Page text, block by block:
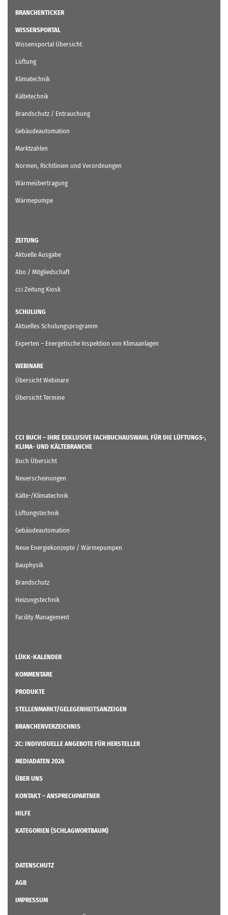
BRANCHENTICKER
WISSENSPORTAL
Wissensportal Übersicht
Lüftung
Klimatechnik
Kältetechnik
Brandschutz / Entrauchung
Gebäudeautomation
Marktzahlen
Normen, Richtlinien und Verordnungen
Wärmeübertragung
Wärmepumpe
ZEITUNG
Aktuelle Ausgabe
Abo / Mitgliedschaft
cci Zeitung Kiosk
SCHULUNG
Aktuelles Schulungsprogramm
Experten – Energetische Inspektion von Klimaanlagen
WEBINARE
Übersicht Webinare
Übersicht Termine
CCI BUCH – IHRE EXKLUSIVE FACHBUCHAUSWAHL FÜR DIE LÜFTUNGS-,
KLIMA- UND KÄLTEBRANCHE
Buch Übersicht
Neuerscheinungen
Kälte-/Klimatechnik
Lüftungstechnik
Gebäudeautomation
Neue Energiekonzepte / Wärmepumpen
Bauphysik
Brandschutz
Heizungstechnik
Facility Management
LÜKK-KALENDER
KOMMENTARE
PRODUKTE
STELLENMARKT/GELEGENHEITSANZEIGEN
BRANCHENVERZEICHNIS
2C: INDIVIDUELLE ANGEBOTE FÜR HERSTELLER
MEDIADATEN 2026
ÜBER UNS
KONTAKT – ANSPRECHPARTNER
HILFE
KATEGORIEN (SCHLAGWORTBAUM)
DATENSCHUTZ
AGB
IMPRESSUM